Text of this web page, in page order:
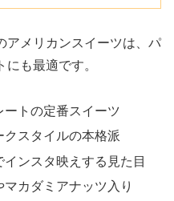
アメリカンスイーツは、パ
も最適です。
ートの定番スイーツ
クスタイルの本格派
インスタ映えする見た目
マカダミアナッツ入り